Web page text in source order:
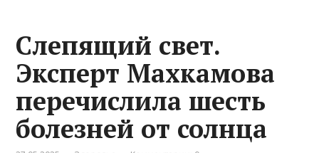
Слепящий свет.
Эксперт Махкамова
перечислила шесть
болезней от солнца